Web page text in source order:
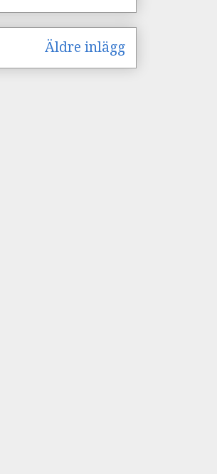
Äldre inlägg